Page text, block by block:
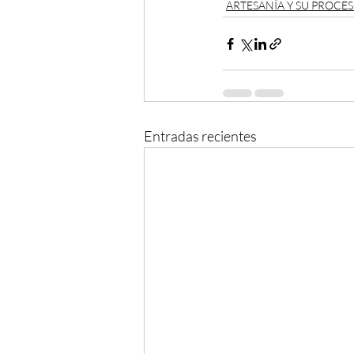
ARTESANÍA Y SU
Entradas recientes